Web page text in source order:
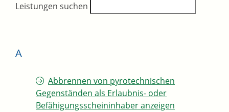
Leistungen suchen
A
Abbrennen von pyrotechnischen
Gegenständen als Erlaubnis- oder
Befähigungsscheininhaber anzeigen